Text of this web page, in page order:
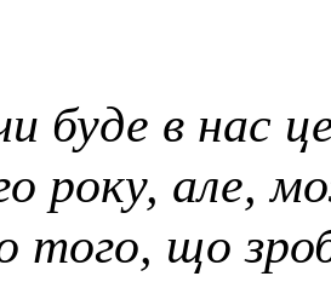
буде в нас
року, але,
того, що